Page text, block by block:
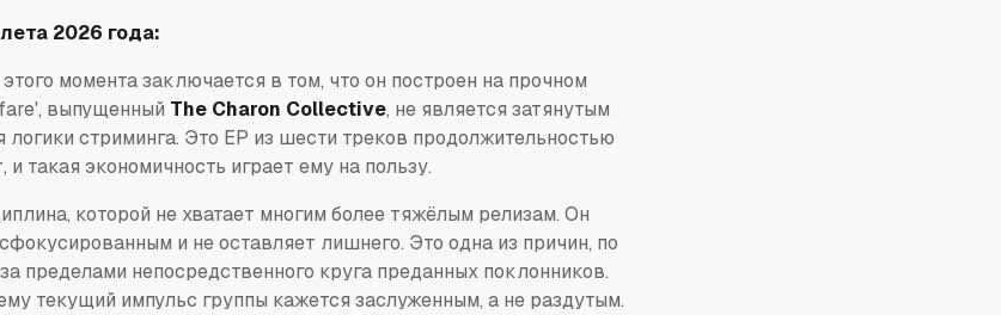
2026 года:
момента заключается в том, что он построен на прочном
выпущенный The Charon Collective, не является затянутым
стриминга. Это EP из шести треков продолжительностью
такая экономичность играет ему на пользу.
которой не хватает многим более тяжёлым релизам. Он
и не оставляет лишнего. Это одна из причин, по
пределами непосредственного круга преданных поклонников.
текущий импульс группы кажется заслуженным, а не раздутым.